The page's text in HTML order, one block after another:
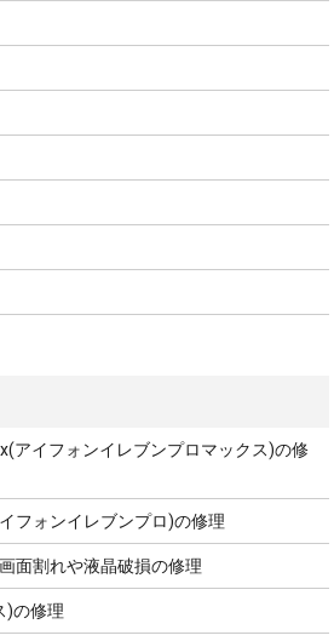
アイフォンイレブンプロマックス)の修
フォンイレブンプロ)の修理
面割れや液晶破損の修理
)の修理